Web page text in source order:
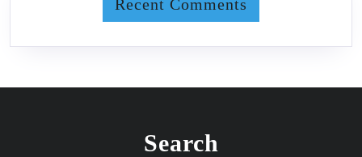
Recent Comments
Search